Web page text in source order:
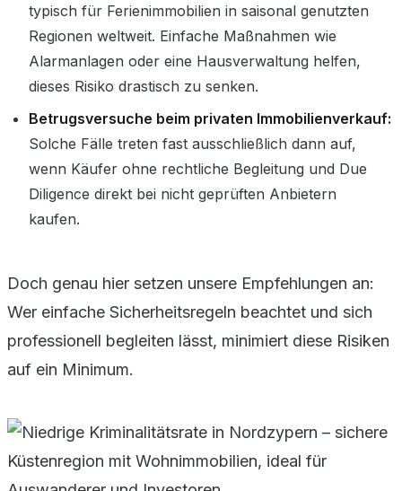
typisch für Ferienimmobilien in saisonal genutzten
Regionen weltweit. Einfache Maßnahmen wie
Alarmanlagen oder eine Hausverwaltung helfen,
dieses Risiko drastisch zu senken.
Betrugsversuche beim privaten Immobilienverkauf:
Solche Fälle treten fast ausschließlich dann auf,
wenn Käufer ohne rechtliche Begleitung und Due
Diligence direkt bei nicht geprüften Anbietern
kaufen.
Doch genau hier setzen unsere Empfehlungen an:
Wer einfache Sicherheitsregeln beachtet und sich
professionell begleiten lässt, minimiert diese Risiken
auf ein Minimum.